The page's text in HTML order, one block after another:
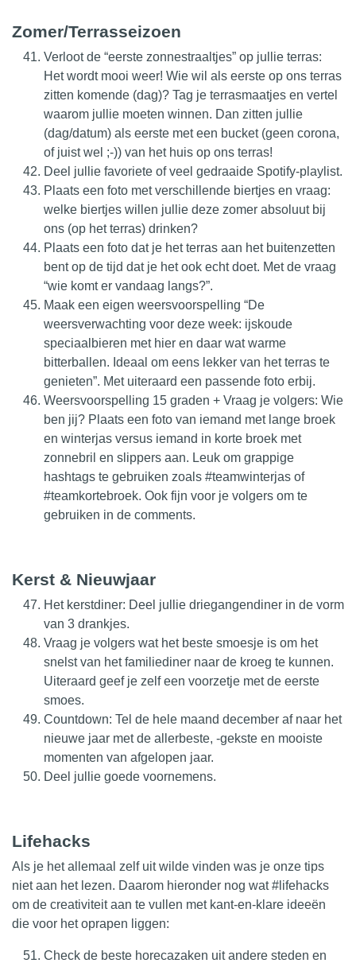
Zomer/Terrasseizoen
Verloot de “eerste zonnestraaltjes” op jullie terras:
Het wordt mooi weer! Wie wil als eerste op ons terras
zitten komende (dag)? Tag je terrasmaatjes en vertel
waarom jullie moeten winnen. Dan zitten jullie
(dag/datum) als eerste met een bucket (geen corona,
of juist wel ;-)) van het huis op ons terras!
Deel jullie favoriete of veel gedraaide Spotify-playlist.
Plaats een foto met verschillende biertjes en vraag:
welke biertjes willen jullie deze zomer absoluut bij
ons (op het terras) drinken?
Plaats een foto dat je het terras aan het buitenzetten
bent op de tijd dat je het ook echt doet. Met de vraag
“wie komt er vandaag langs?”.
Maak een eigen weersvoorspelling “De
weersverwachting voor deze week: ijskoude
speciaalbieren met hier en daar wat warme
bitterballen. Ideaal om eens lekker van het terras te
genieten”. Met uiteraard een passende foto erbij.
Weersvoorspelling 15 graden + Vraag je volgers: Wie
ben jij? Plaats een foto van iemand met lange broek
en winterjas versus iemand in korte broek met
zonnebril en slippers aan. Leuk om grappige
hashtags te gebruiken zoals #teamwinterjas of
#teamkortebroek. Ook fijn voor je volgers om te
gebruiken in de comments.
Kerst & Nieuwjaar
Het kerstdiner: Deel jullie driegangendiner in de vorm
van 3 drankjes.
Vraag je volgers wat het beste smoesje is om het
snelst van het familiediner naar de kroeg te kunnen.
Uiteraard geef je zelf een voorzetje met de eerste
smoes.
Countdown: Tel de hele maand december af naar het
nieuwe jaar met de allerbeste, -gekste en mooiste
momenten van afgelopen jaar.
Deel jullie goede voornemens.
Lifehacks
Als je het allemaal zelf uit wilde vinden was je onze tips
niet aan het lezen. Daarom hieronder nog wat #lifehacks
om de creativiteit aan te vullen met kant-en-klare ideeën
die voor het oprapen liggen:
Check de beste horecazaken uit andere steden en